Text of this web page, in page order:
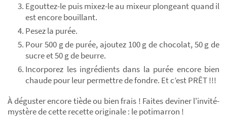
Egouttez-le puis mixez-le au mixeur plongeant quand il
est encore bouillant.
Pesez la purée.
Pour 500 g de purée, ajoutez 100 g de chocolat, 50 g de
sucre et 50 g de beurre.
Incorporez les ingrédients dans la purée encore bien
chaude pour leur permettre de fondre. Et c’est PRÊT !!!
À déguster encore tiède ou bien frais ! Faites deviner l'invité-
mystère de cette recette originale : le potimarron !